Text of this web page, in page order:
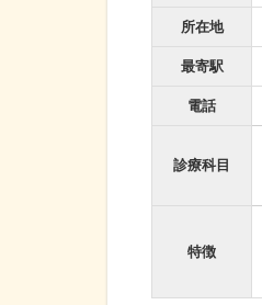
所在地
最寄駅
電話
診療科目
特徴